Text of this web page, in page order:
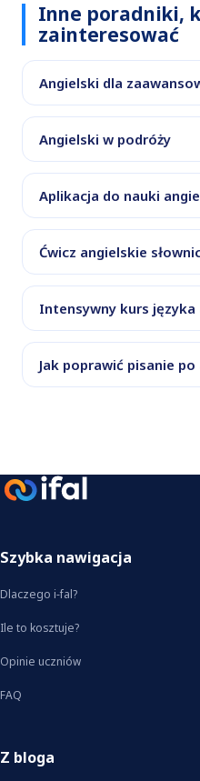
Inne poradniki,
zainteresować
Angielski dla
Angielski w podróży
Aplikacja do nauki
Ćwicz angielskie
Intensywny kurs języka
Jak poprawić pisanie
Szybka nawigacja
Dlaczego i-fal?
Ile to kosztuje?
Opinie uczniów
FAQ
Z bloga